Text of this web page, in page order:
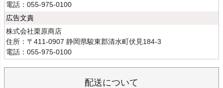
電話：055-975-0100
広告文責
株式会社栗原商店
住所：〒411-0907 静岡県駿東郡清水町伏見184-3
電話：055-975-0100
配送について